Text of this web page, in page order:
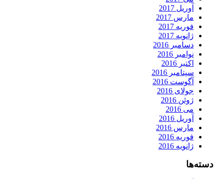
آوریل 2017
مارس 2017
فوریه 2017
ژانویه 2017
دسامبر 2016
نوامبر 2016
اکتبر 2016
سپتامبر 2016
آگوست 2016
جولای 2016
ژوئن 2016
می 2016
آوریل 2016
مارس 2016
فوریه 2016
ژانویه 2016
دسته‌ها